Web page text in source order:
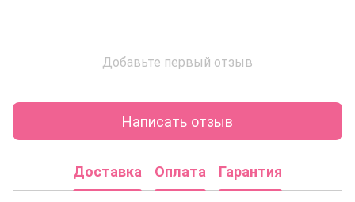
Добавьте первый отзыв
Написать отзыв
Доставка Оплата Гарантия